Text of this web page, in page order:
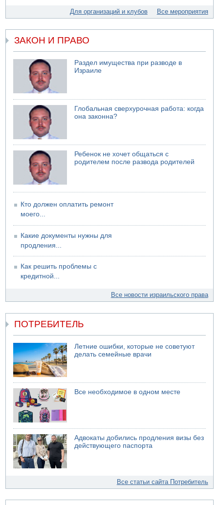
05.08.2026 06:42
05.08.2026 06:41
Для организаций и клубов Все мероприятия
ЗАКОН И ПРАВО
Раздел имущества при разводе в
Израиле
Глобальная сверхурочная работа: когда
она законна?
Ребенок не хочет общаться с
родителем после развода родителей
Кто должен оплатить ремонт
моего...
Какие документы нужны для
продления...
Как решить проблемы с
кредитной...
Все новости израильского права
ПОТРЕБИТЕЛЬ
Летние ошибки, которые не советуют
делать семейные врачи
Все необходимое в одном месте
Адвокаты добились продления визы без
действующего паспорта
Все статьи сайта Потребитель